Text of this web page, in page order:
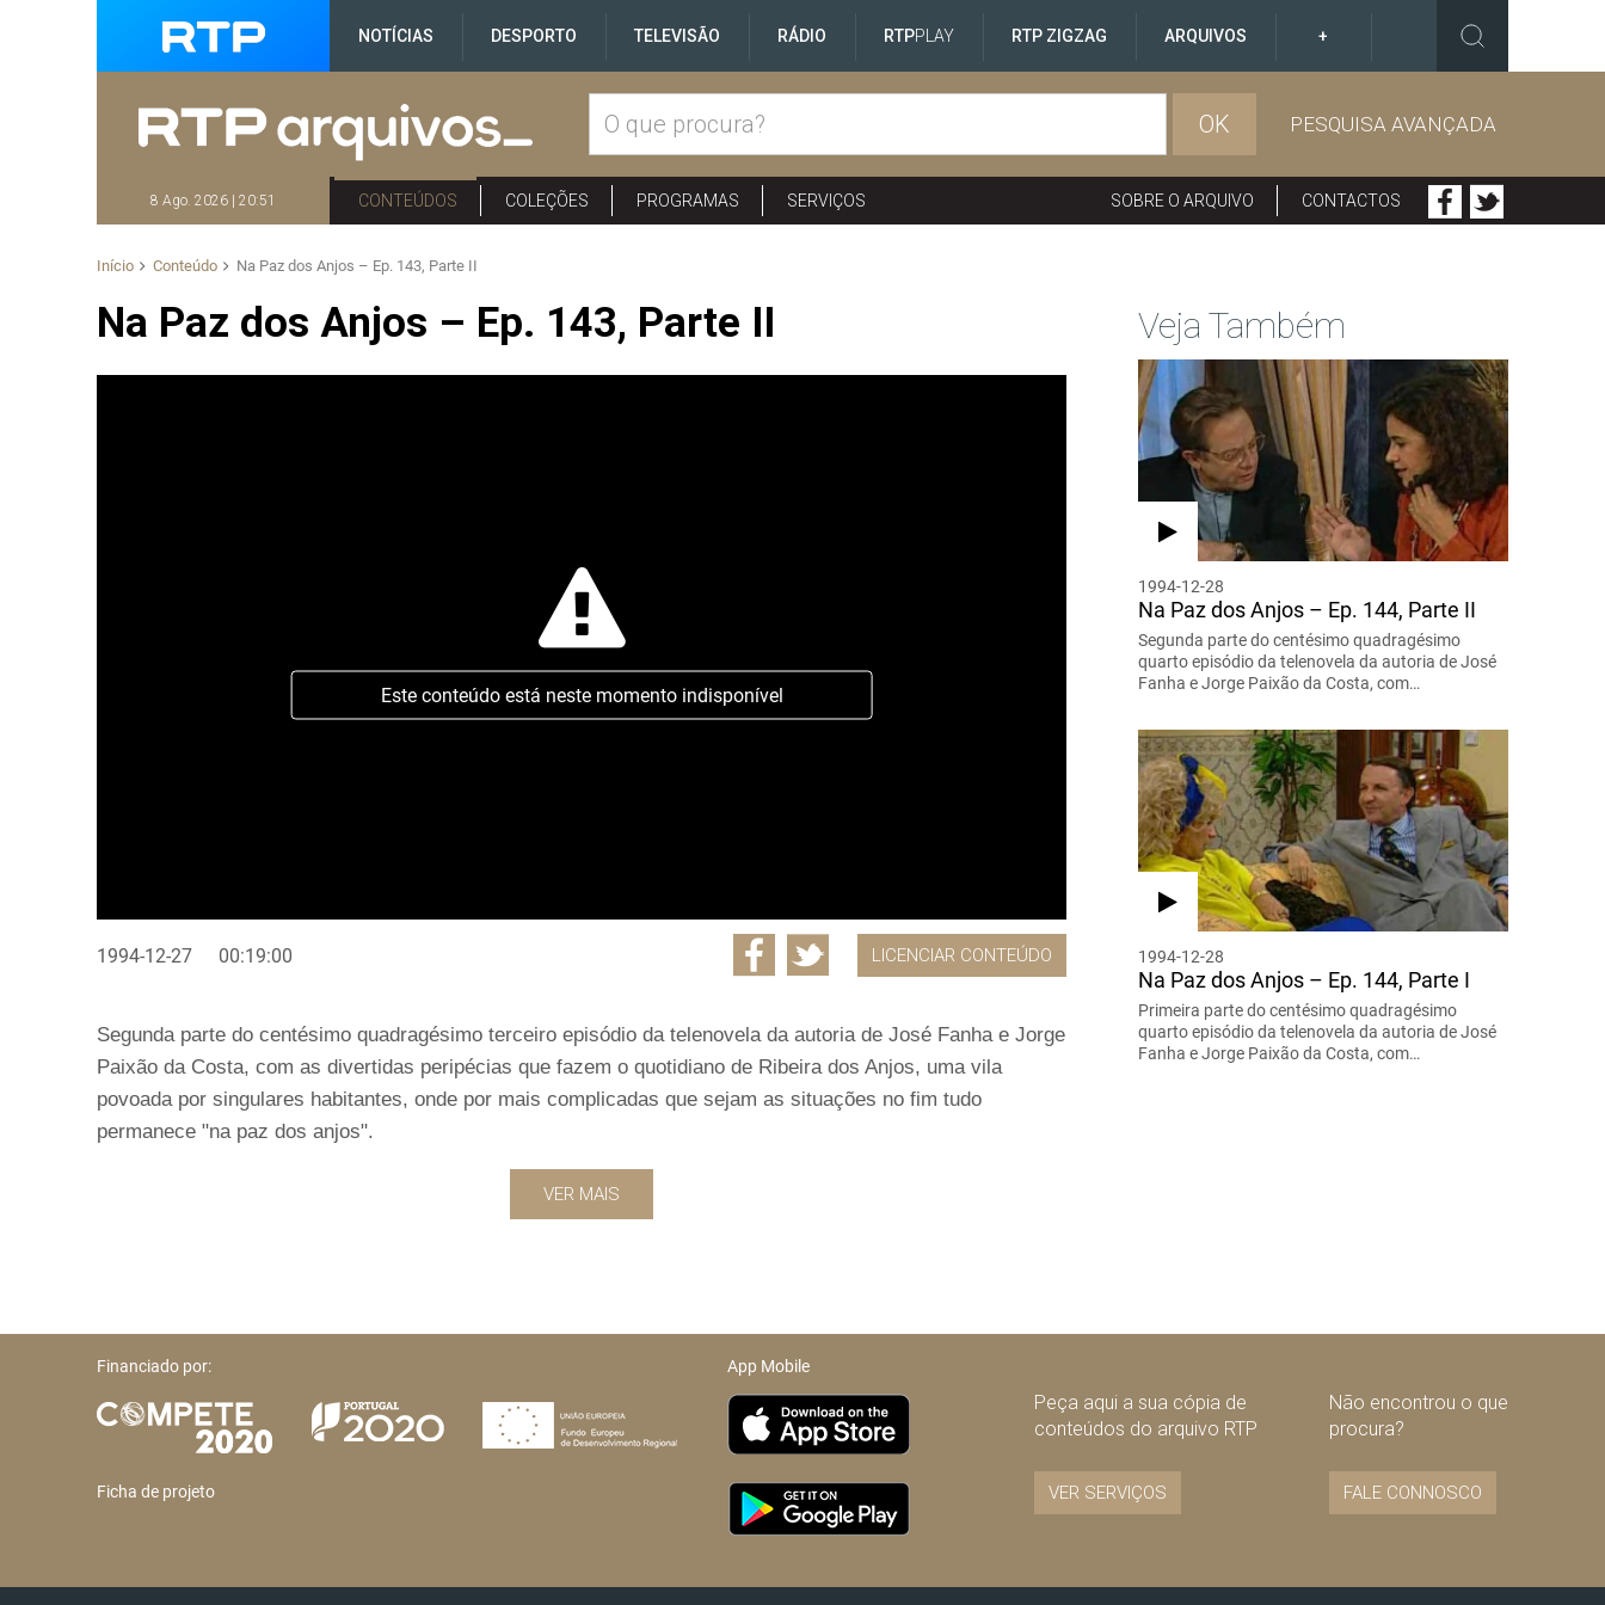
NOTÍCIAS DESPORTO TELEVISÃO RÁDIO RTPPLAY RTP ZIGZAG ARQUIVOS +
OK PESQUISA AVANÇADA
8 Ago. 2026 | 20:51 CONTEÚDOS COLEÇÕES PROGRAMAS SERVIÇOS SOBRE O ARQUIVO CONTACTOS
Início Conteúdo Na Paz dos Anjos – Ep. 143, Parte II
Na Paz dos Anjos – Ep. 143, Parte II
Este conteúdo está neste momento indisponível
1994-12-27 00:19:00 LICENCIAR CONTEÚDO
Segunda parte do centésimo quadragésimo terceiro episódio da telenovela da autoria de José Fanha e Jorge
Paixão da Costa, com as divertidas peripécias que fazem o quotidiano de Ribeira dos Anjos, uma vila
povoada por singulares habitantes, onde por mais complicadas que sejam as situações no fim tudo
permanece "na paz dos anjos".
VER MAIS
Veja Também
1994-12-28
Na Paz dos Anjos – Ep. 144, Parte II
Segunda parte do centésimo quadragésimo
quarto episódio da telenovela da autoria de José
Fanha e Jorge Paixão da Costa, com…
1994-12-28
Na Paz dos Anjos – Ep. 144, Parte I
Primeira parte do centésimo quadragésimo
quarto episódio da telenovela da autoria de José
Fanha e Jorge Paixão da Costa, com…
Financiado por:
Ficha de projeto
App Mobile
Peça aqui a sua cópia de
conteúdos do arquivo RTP
VER SERVIÇOS
Não encontrou o que
procura?
FALE CONNOSCO